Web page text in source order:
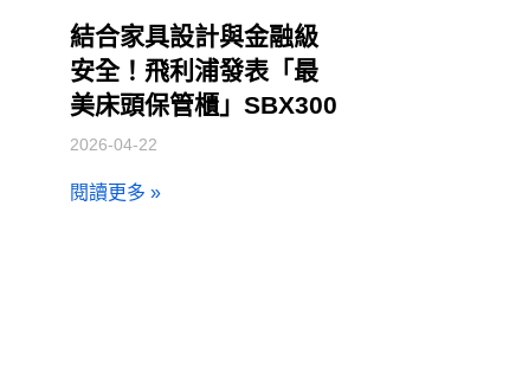
結合家具設計與金融級
安全！飛利浦發表「最
美床頭保管櫃」SBX300
2026-04-22
閱讀更多 »